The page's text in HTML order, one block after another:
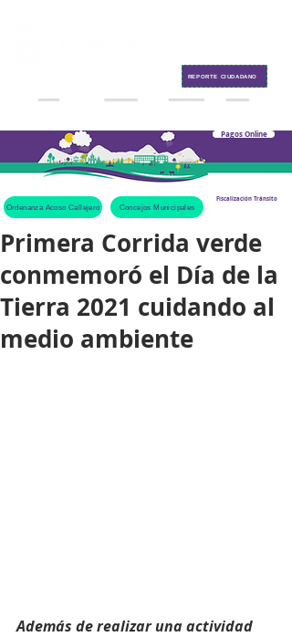
Pagos Online
Ordenanza Acoso Callejero Concejos Municipales
Fiscalización Tránsito
REPORTE CIUDADANO
Primera Corrida verde
conmemoró el Día de la
Tierra 2021 cuidando al
medio ambiente
Además de realizar una actividad